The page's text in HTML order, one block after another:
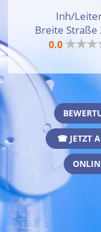
Inh/
Breite Straße
0.0
☎ JETZT